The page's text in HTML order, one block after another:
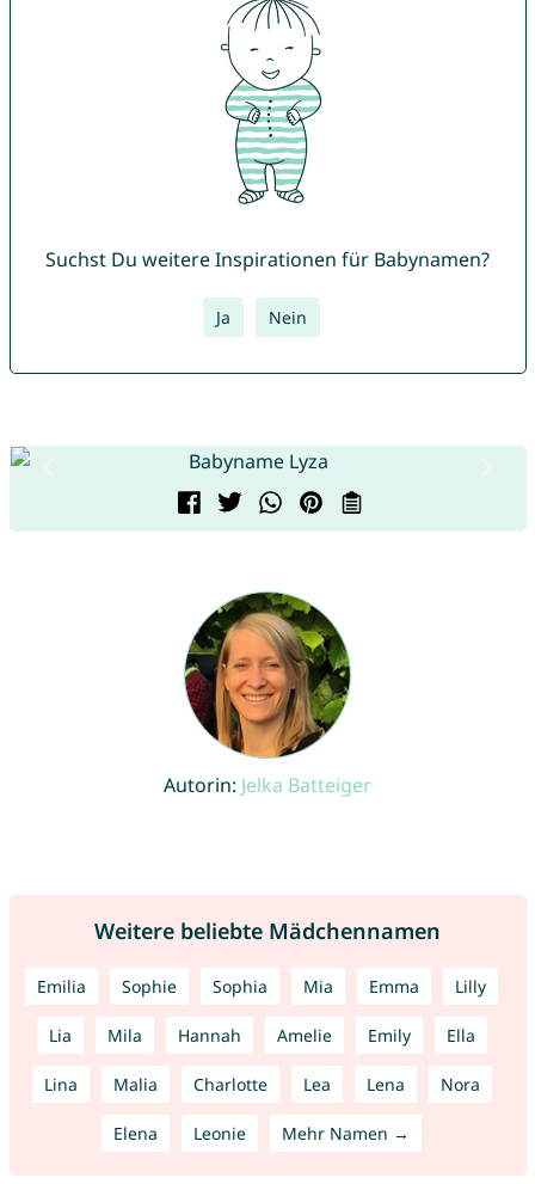
Suchst Du weitere Inspirationen für Babynamen?
Ja Nein
Autorin: Jelka Batteiger
Weitere beliebte Mädchennamen
Emilia Sophie Sophia Mia Emma Lilly
Lia Mila Hannah Amelie Emily Ella
Lina Malia Charlotte Lea Lena Nora
Elena Leonie Mehr Namen →